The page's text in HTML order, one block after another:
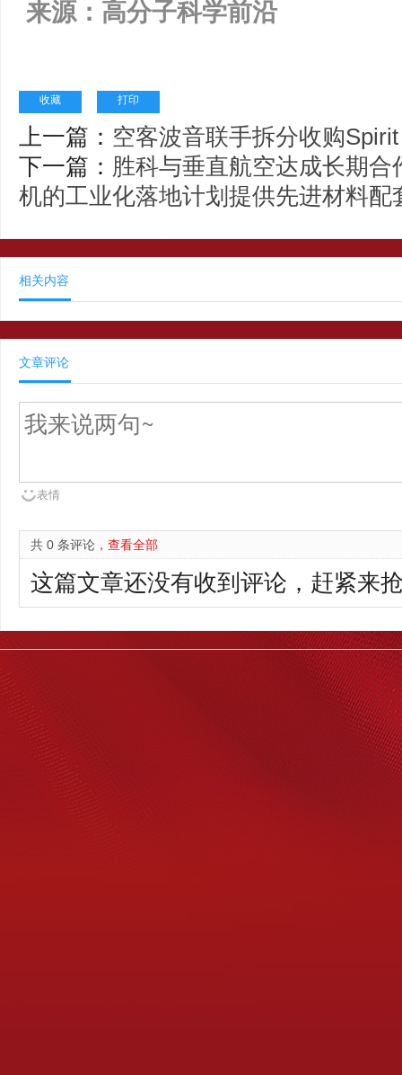
来源：高分子科学前沿
收藏 打印
上一篇： 空客波音联手拆分收购
下一篇： 胜科与垂直航空达成长期
机的工业化落地计划提供先进材料配
相关内容
文章评论
表情
共 0 条评论， 查看全部
这篇文章还没有收到评论，赶紧来